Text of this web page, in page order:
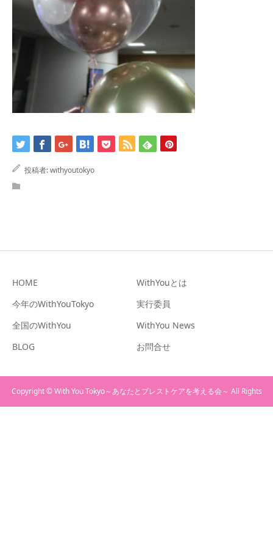
投稿者:withyoutokyo
HOME
WithYouとは
今年のWithYouTokyo
実行委員
全国のWithYou
WithYou News
BLOG
お問合せ
Copyright © With You Tokyo～あなたとブレストケアを考える会～ All Rights